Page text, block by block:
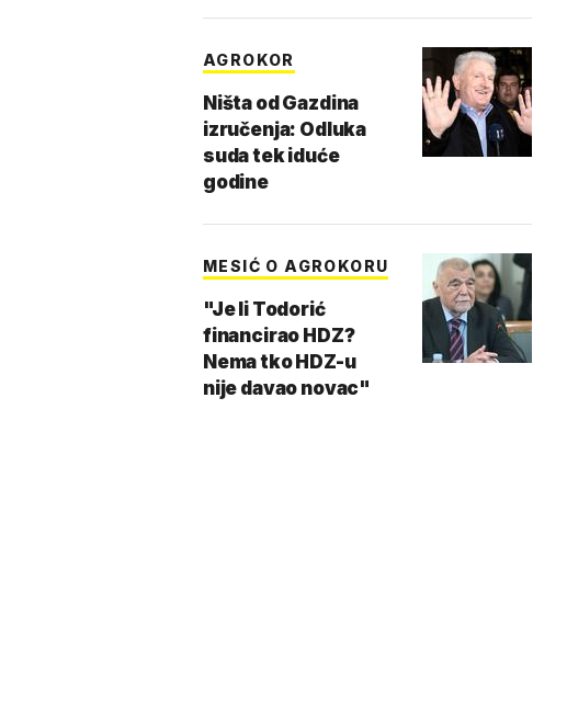
AGROKOR
Ništa od Gazdina
izručenja: Odluka
suda tek iduće
godine
MESIĆ O AGROKORU
"Je li Todorić
financirao HDZ?
Nema tko HDZ-u
nije davao novac"